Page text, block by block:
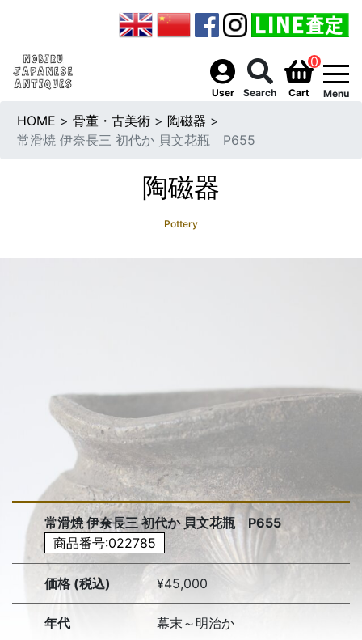
User Search
0
Cart Menu
HOME > 骨董・古美術 > 陶磁器 >
常滑焼 伊奈長三 初代か 貝文花瓶 P655
陶磁器
Pottery
常滑焼 伊奈長三 初代か 貝文花瓶 P655
商品番号:022785
価格 (税込) ¥45,000
年代 幕末～明治か